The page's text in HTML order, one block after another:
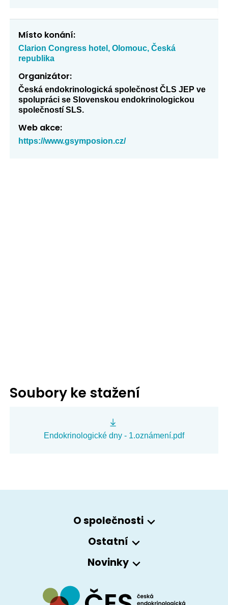
Místo konání:
Clarion Congress hotel, Olomouc, Česká
republika
Organizátor:
Česká endokrinologická společnost ČLS JEP ve
spolupráci se Slovenskou endokrinologickou
společností SLS.
Web akce:
https://www.gsymposion.cz/
Soubory ke stažení
Endokrinologické dny - 1.oznámení.pdf
O společnosti
Ostatní
Novinky